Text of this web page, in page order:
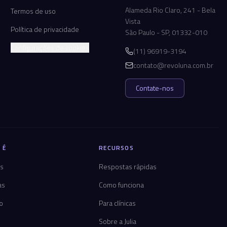
Termos de uso
Política de privacidade
Alameda Rio Claro, 241 - Bela
Vista
São Paulo - SP, 01332-010
(11) 96919-3194
contato@revoluna.com.br
Contate-nos
RECURSOS
Respostas rápidas
Como funciona
Para clínicas
Sobre a Julia